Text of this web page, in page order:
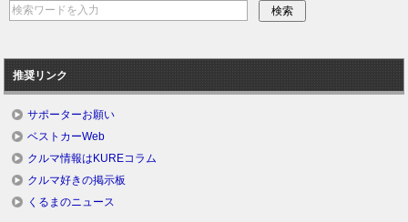
推奨リンク
サポーターお願い
ベストカーWeb
クルマ情報はKUREコラム
クルマ好きの掲示板
くるまのニュース